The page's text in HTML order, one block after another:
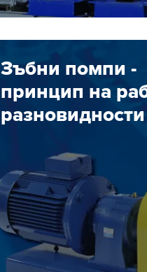
Зъбни помпи -
принцип на